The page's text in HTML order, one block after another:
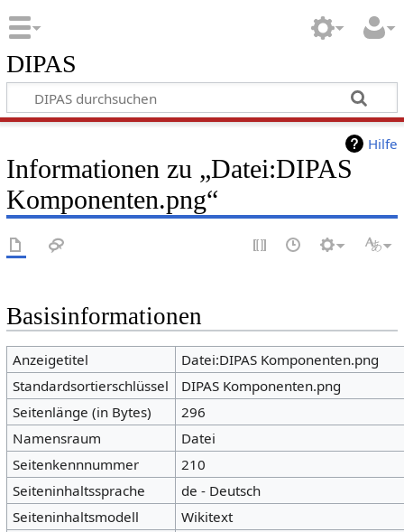
DIPAS
Hilfe
Informationen zu „Datei:DIPAS
Komponenten.png“
Basisinformationen
Anzeigetitel
Datei:DIPAS Komponenten.png
Standardsortierschlüssel
DIPAS Komponenten.png
Seitenlänge (in Bytes)
296
Namensraum
Datei
Seitenkennnummer
210
Seiteninhaltssprache
de - Deutsch
Seiteninhaltsmodell
Wikitext